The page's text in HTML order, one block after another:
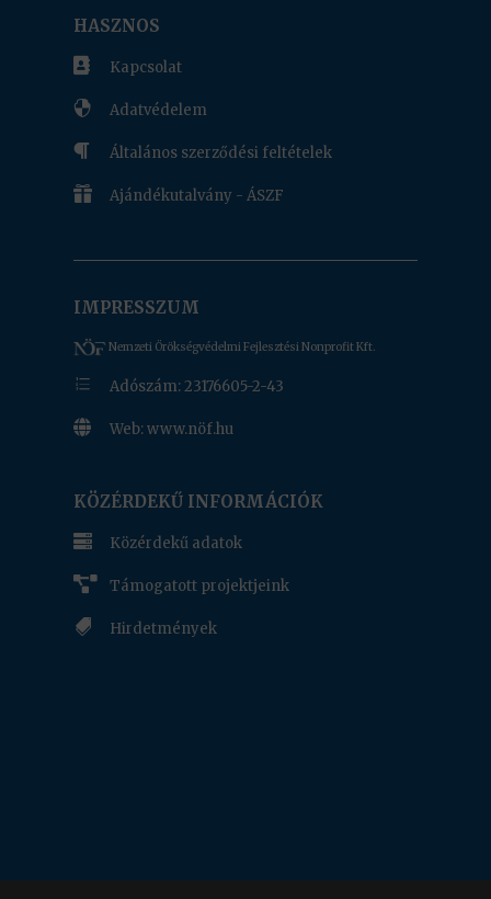
HASZNOS
 Kapcsolat
 Adatvédelem
 Általános szerződési feltételek
 Ajándékutalvány - ÁSZF
IMPRESSZUM
Nemzeti Örökségvédelmi Fejlesztési Nonprofit Kft.
e Adószám: 23176605-2-43
 Web: www.nöf.hu
KÖZÉRDEKŰ INFORMÁCIÓK
 Közérdekű adatok
 Támogatott projektjeink
 Hirdetmények